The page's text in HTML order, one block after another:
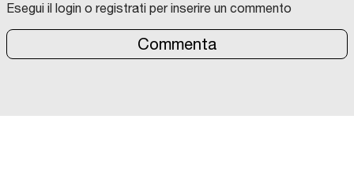
Esegui il login o registrati per inserire un commento
Commenta